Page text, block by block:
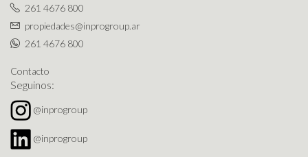
261 4676 800
propiedades@inprogroup.ar
261 4676 800
Contacto
Seguinos:
@inprogroup
@inprogroup